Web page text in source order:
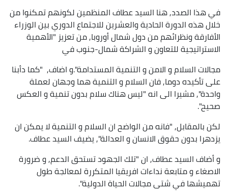
في هذا الصدد, هنا السيد عطاف المنظمين لكونهم تمكنوا من
خلال هذه الدورة الحادية والعشرين للاجتماع الدوري بين الوزراء
الأفارقة ونظرائهم من دول شمال أوروبا, من تعزيز "الأهمية
الاستراتيجية للتعاون و الشراكة شمال-جنوب في
مجالات السلام و الامن و التنمية المستدامة".و اضاف, "كما دأبنا
على تأكيده دوما, فان السلام و التنمية هما وجهان لعملة
واحدة", مشيرا الى انه "ليس هناك سلام بدون تنمية و العكس
صحيح".
لكن بالمقابل, "فانه من الواضح ان السلام و التنمية لا يمكن ان
يزدهرا بدون حقوق الانسان و العدالة", يضيف السيد عطاف.
و أضاف السيد عطاف, ان "تلك الجهود تستحق الدعم, و ضرورة
الاصغاء و متابعة نداءات افريقيا المتكررة لمعالجة طول
تهميشها في شتى مجالات الحياة الدولية".